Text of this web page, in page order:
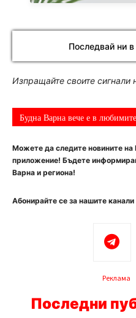
Последвай ни
Изпращайте своите сигнали
Будна Варна вече е в
Можете да следите новините
приложение! Бъдете
Варна и региона!
Абонирайте се за нашите
Реклама
Последни